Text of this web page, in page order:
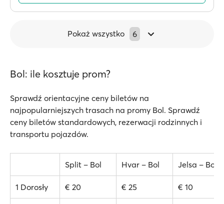
Pokaż wszystko 6
Bol: ile kosztuje prom?
Sprawdź orientacyjne ceny biletów na
najpopularniejszych trasach na promy Bol. Sprawdź
ceny biletów standardowych, rezerwacji rodzinnych i
transportu pojazdów.
Split – Bol Hvar – Bol Jelsa – Bol
1 Dorosły € 20 € 25 € 10